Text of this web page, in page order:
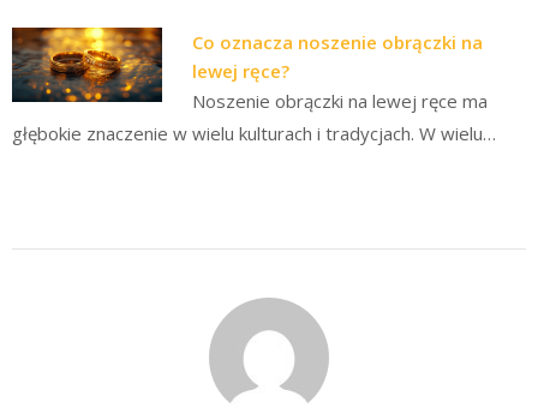
Co oznacza noszenie obrączki na
lewej ręce?
Noszenie obrączki na lewej ręce ma
głębokie znaczenie w wielu kulturach i tradycjach. W wielu…